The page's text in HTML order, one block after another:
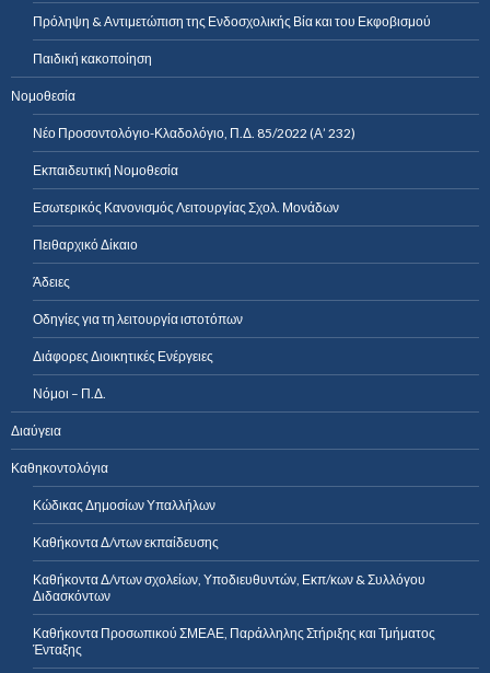
Πρόληψη & Αντιμετώπιση της Ενδοσχολικής Βία και του Εκφοβισμού
Παιδική κακοποίηση
Νομοθεσία
Νέο Προσοντολόγιο-Κλαδολόγιο, Π.Δ. 85/2022 (Α’ 232)
Εκπαιδευτική Νομοθεσία
Εσωτερικός Κανονισμός Λειτουργίας Σχολ. Μονάδων
Πειθαρχικό Δίκαιο
Άδειες
Οδηγίες για τη λειτουργία ιστοτόπων
Διάφορες Διοικητικές Ενέργειες
Νόμοι – Π.Δ.
Διαύγεια
Καθηκοντολόγια
Κώδικας Δημοσίων Υπαλλήλων
Καθήκοντα Δ/ντων εκπαίδευσης
Καθήκοντα Δ/ντων σχολείων, Υποδιευθυντών, Εκπ/κων & Συλλόγου
Διδασκόντων
Καθήκοντα Προσωπικού ΣΜΕΑΕ, Παράλληλης Στήριξης και Τμήματος
Ένταξης